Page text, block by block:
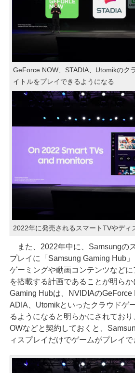
GeForce NOW、STADIA、Utomikのク
イトルをプレイできるようになる
2022年に発売されるスマートTVやディ
また、2022年中に、Samsungの
プレイに「Samsung Gaming Hub
ゲーミングや動画コンテンツなど
を搭載する計画であることが明ら
Gaming Hubは、NVIDIAのGeForce
ADIA、Utomikといったクラウドゲ
るようになると明らかにされてお
OWなどと契約しておくと、
ィスプレイだけでゲームがプレイで